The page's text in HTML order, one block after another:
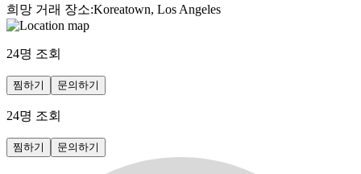
희망 거래 장소:Koreatown, Los Angeles
24명 조회
찜하기 문의하기
24명 조회
찜하기 문의하기